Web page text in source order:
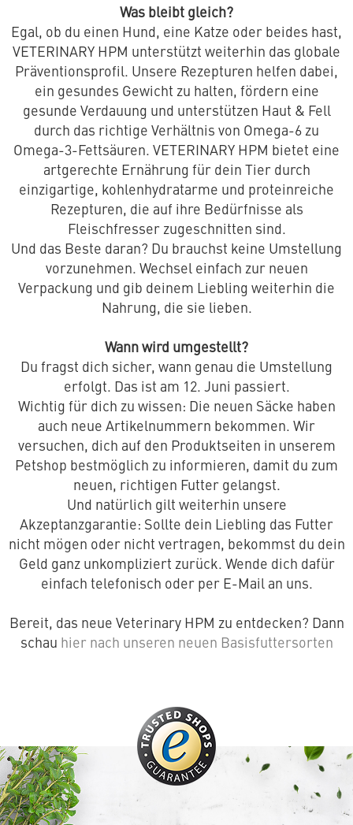
Was bleibt gleich?
Egal, ob du einen Hund, eine Katze oder beides hast,
VETERINARY HPM unterstützt weiterhin das globale
Präventionsprofil. Unsere Rezepturen helfen dabei,
ein gesundes Gewicht zu halten, fördern eine
gesunde Verdauung und unterstützen Haut & Fell
durch das richtige Verhältnis von Omega-6 zu
Omega-3-Fettsäuren. VETERINARY HPM bietet eine
artgerechte Ernährung für dein Tier durch
einzigartige, kohlenhydratarme und proteinreiche
Rezepturen, die auf ihre Bedürfnisse als
Fleischfresser zugeschnitten sind.
Und das Beste daran? Du brauchst keine Umstellung
vorzunehmen. Wechsel einfach zur neuen
Verpackung und gib deinem Liebling weiterhin die
Nahrung, die sie lieben.
Wann wird umgestellt?
Du fragst dich sicher, wann genau die Umstellung
erfolgt. Das ist am 12. Juni passiert.
Wichtig für dich zu wissen: Die neuen Säcke haben
auch neue Artikelnummern bekommen. Wir
versuchen, dich auf den Produktseiten in unserem
Petshop bestmöglich zu informieren, damit du zum
neuen, richtigen Futter gelangst.
Und natürlich gilt weiterhin unsere
Akzeptanzgarantie: Sollte dein Liebling das Futter
nicht mögen oder nicht vertragen, bekommst du dein
Geld ganz unkompliziert zurück. Wende dich dafür
einfach telefonisch oder per E-Mail an uns.
Bereit, das neue Veterinary HPM zu entdecken? Dann
schau hier nach unseren neuen Basisfuttersorten